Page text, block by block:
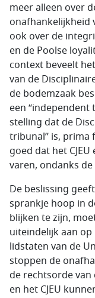
meer alleen over
onafhankelijkheid
ook over de
en de Poolse
context beveelt
van de
de bodemzaak
een “independent
stelling dat de
tribunal” is, prima
goed dat het
varen, ondanks
De beslissing
sprankje hoop in
blijken te zijn,
uiteindelijk aan op
lidstaten van de
stoppen de
de rechtsorde van
en het CJEU